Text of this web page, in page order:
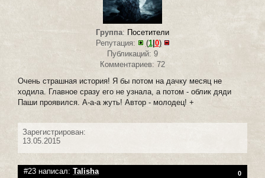
Группа: Посетители
Репутация:
(1|0)
Публикаций: 9
Комментариев: 72
Очень страшная история! Я бы потом на дачку месяц не
ходила. Главное сразу его не узнала, а потом - облик дяди
Паши проявился. А-а-а жуть! Автор - молодец! +
Зарегистрирован:
13.05.2015
#23 написал: Talisha 0